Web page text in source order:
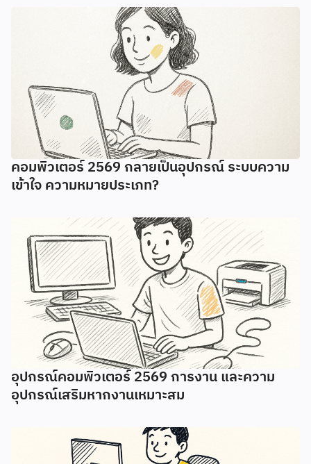
คอมพิวเตอร์ 2569 กลายเป็นอุปกรณ์ ระบบความ
เข้าใจ ความหมายประเภท?
อุปกรณ์คอมพิวเตอร์ 2569 การงาน และความ
อุปกรณ์เสริมหากงานเหมาะสม